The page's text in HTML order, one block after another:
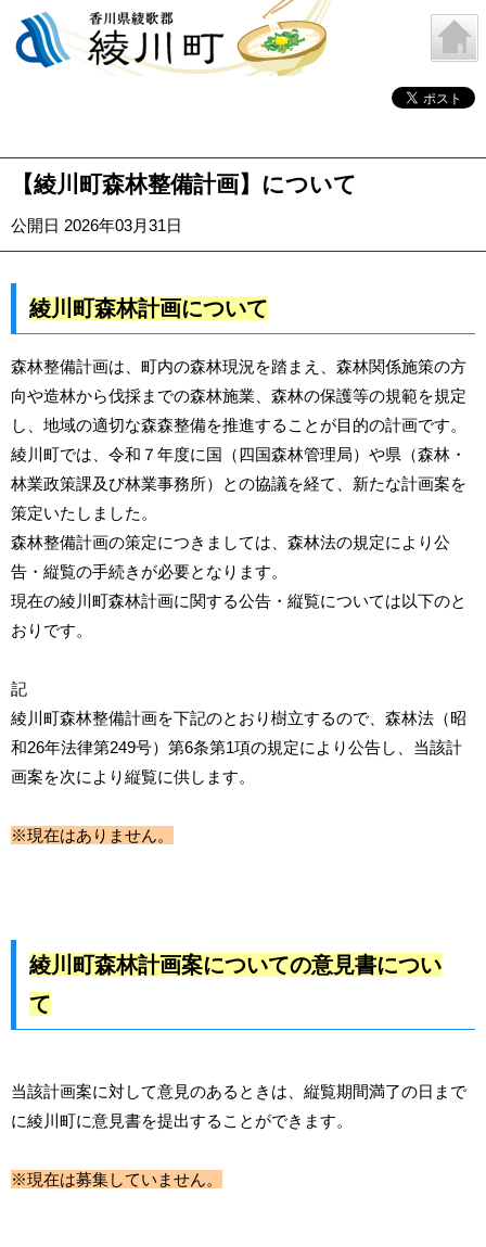
【綾川町森林整備計画】について
公開日 2026年03月31日
綾川町森林計画について
森林整備計画は、町内の森林現況を踏まえ、森林関係施策の方
向や造林から伐採までの森林施業、森林の保護等の規範を規定
し、地域の適切な森森整備を推進することが目的の計画です。
綾川町では、令和７年度に国（四国森林管理局）や県（森林・
林業政策課及び林業事務所）との協議を経て、新たな計画案を
策定いたしました。
森林整備計画の策定につきましては、森林法の規定により公
告・縦覧の手続きが必要となります。
現在の綾川町森林計画に関する公告・縦覧については以下のと
おりです。
記
綾川町森林整備計画を下記のとおり樹立するので、森林法（昭
和26年法律第249号）第6条第1項の規定により公告し、当該計
画案を次により縦覧に供します。
※現在はありません。
綾川町森林計画案についての意見書につい
て
当該計画案に対して意見のあるときは、縦覧期間満了の日まで
に綾川町に意見書を提出することができます。
※現在は募集していません。